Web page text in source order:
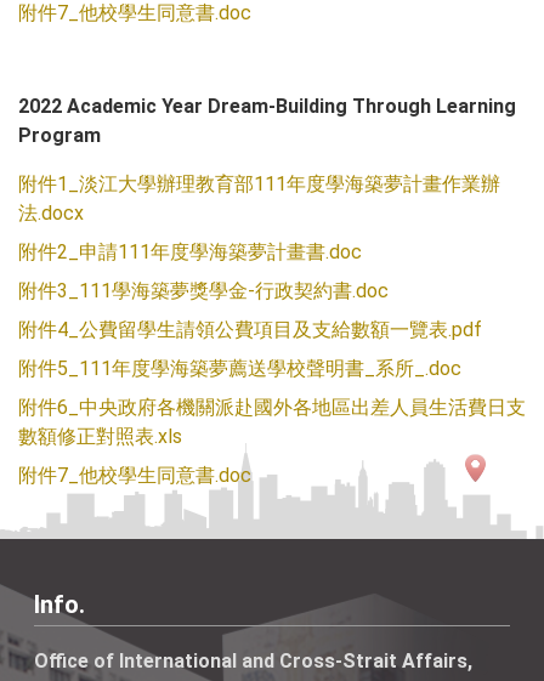
附件7_他校學生同意書.doc
2022 Academic Year Dream-Building Through Learning
Program
附件1_淡江大學辦理教育部111年度學海築夢計畫作業辦
法.docx
附件2_申請111年度學海築夢計畫書.doc
附件3_111學海築夢獎學金-行政契約書.doc
附件4_公費留學生請領公費項目及支給數額一覽表.pdf
附件5_111年度學海築夢薦送學校聲明書_系所_.doc
附件6_中央政府各機關派赴國外各地區出差人員生活費日支
數額修正對照表.xls
附件7_他校學生同意書.doc
Info.
Office of International and Cross-Strait Affairs,